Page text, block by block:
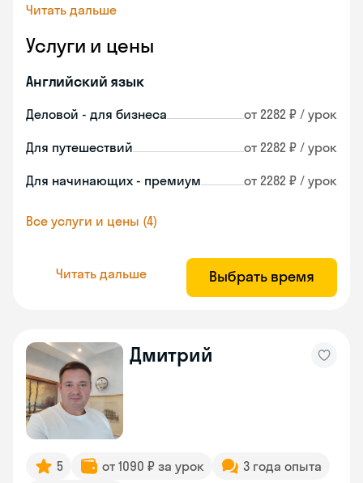
Читать дальше
Услуги и цены
Английский язык
Деловой - для бизнеса от 2282 ₽ / урок
Для путешествий от 2282 ₽ / урок
Для начинающих - премиум от 2282 ₽ / урок
Все услуги и цены (4)
Читать дальше Выбрать время
Дмитрий
5 от 1090 ₽ за урок
3 года опыта